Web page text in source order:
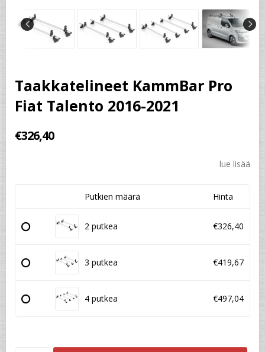
Taakkatelineet KammBar Pro
Fiat Talento 2016-2021
€326,40
lue lisää
Putkien määrä Hinta
2 putkea €326,40
3 putkea €419,67
4 putkea €497,04